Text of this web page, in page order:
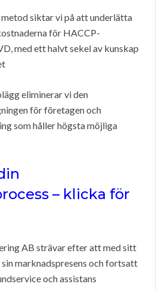
siktar vi på att underlätta
för HACCP-
med ett halvt sekel av kunskap
eliminerar vi den
för företagen och
som håller högsta möjliga
– klicka för
AB strävar efter att med sitt
marknadspresens och fortsatt
och assistans